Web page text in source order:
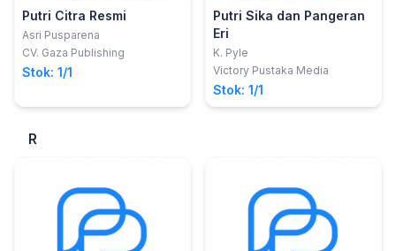
Putri Citra Resmi
Asri Pusparena
CV. Gaza Publishing
Stok: 1/1
Putri Sika dan Pangeran
Eri
K. Pyle
Victory Pustaka Media
Stok: 1/1
R